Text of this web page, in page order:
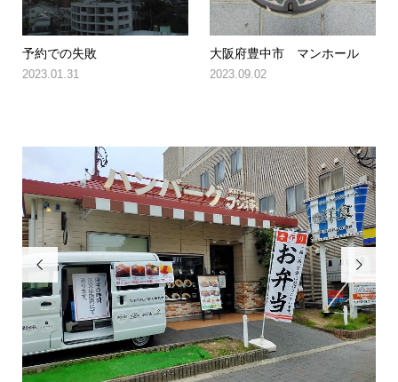
予約での失敗
2023.01.31
大阪府豊中市 マンホール
2023.09.02
 